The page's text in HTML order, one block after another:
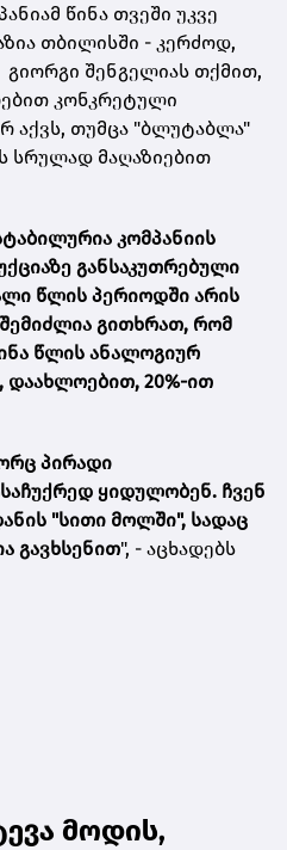
წინა თვეში უკვე
თბილისში - კერძოდ,
შენგელიას თქმით,
კონკრეტული
აქვს, თუმცა "ბლუტაბლა"
სრულად მაღაზიებით
კომპანიის
განსაკუთრებული
წლის პერიოდში არის
გითხრათ, რომ
წლის ანალოგიურ
20%-ით
პირადი
ყიდულობენ. ჩვენ
"სითი მოლში", სადაც
გავხსენით", - აცხადებს
მოდის,